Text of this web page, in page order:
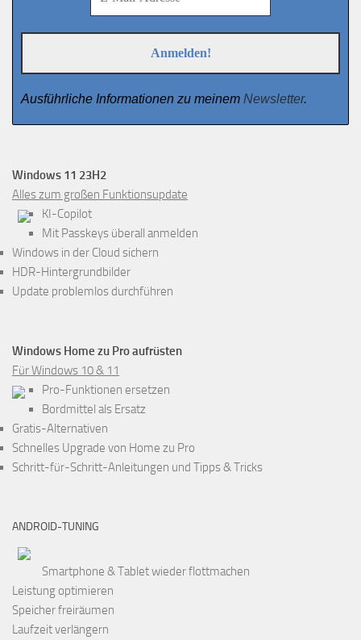
Ausführliche Informationen zu meinem Newsletter.
Windows 11 23H2
Alles zum großen Funktionsupdate
KI-Copilot
Mit Passkeys überall anmelden
Windows in der Cloud sichern
HDR-Hintergrundbilder
Update problemlos durchführen
Windows Home zu Pro aufrüsten
Für Windows 10 & 11
Pro-Funktionen ersetzen
Bordmittel als Ersatz
Gratis-Alternativen
Schnelles Upgrade von Home zu Pro
Schritt-für-Schritt-Anleitungen und Tipps & Tricks
ANDROID-TUNING
Smartphone & Tablet wieder flottmachen
Leistung optimieren
Speicher freiräumen
Laufzeit verlängern